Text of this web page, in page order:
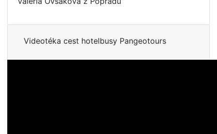
Videotéka cest hotelbusy Pangeotours